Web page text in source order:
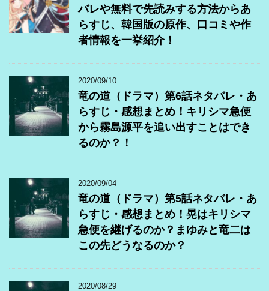
バレや無料で先読みする方法からあ
らすじ、韓国版の原作、口コミや作
者情報を一挙紹介！
2020/09/10
竜の道（ドラマ）第6話ネタバレ・あ
らすじ・感想まとめ！キリシマ急便
から霧島源平を追い出すことはでき
るのか？！
2020/09/04
竜の道（ドラマ）第5話ネタバレ・あ
らすじ・感想まとめ！晃はキリシマ
急便を継げるのか？まゆみと竜二は
この先どうなるのか？
2020/08/29